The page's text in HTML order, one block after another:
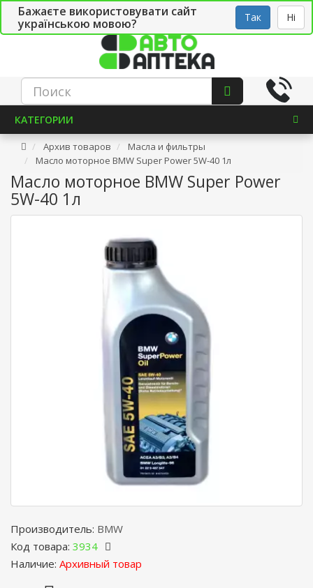
Бажаєте використовувати сайт
українською мовою?
Так Ні
СТО Укр
КАТЕГОРИИ
Архив товаров
Масла и фильтры
Масло моторное BMW Super Power 5W-40 1л
Масло моторное BMW Super Power
5W-40 1л
Производитель: BMW
Код товара: 3934
Наличие: Архивный товар